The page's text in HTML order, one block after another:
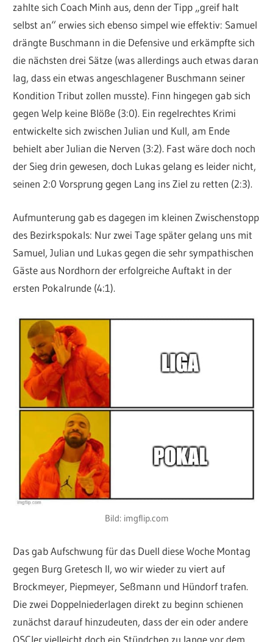
zahlte sich Coach Minh aus, denn der Tipp „greif halt
selbst an“ erwies sich ebenso simpel wie effektiv: Samuel
drängte Buschmann in die Defensive und erkämpfte sich
die nächsten drei Sätze (was allerdings auch etwas daran
lag, dass ein etwas angeschlagener Buschmann seiner
Kondition Tribut zollen musste). Finn hingegen gab sich
gegen Welp keine Blöße (3:0). Ein regelrechtes Krimi
entwickelte sich zwischen Julian und Kull, am Ende
behielt aber Julian die Nerven (3:2). Fast wäre doch noch
der Sieg drin gewesen, doch Lukas gelang es leider nicht,
seinen 2:0 Vorsprung gegen Lang ins Ziel zu retten (2:3).
Aufmunterung gab es dagegen im kleinen Zwischenstopp
des Bezirkspokals: Nur zwei Tage später gelang uns mit
Samuel, Julian und Lukas gegen die sehr sympathischen
Gäste aus Nordhorn der erfolgreiche Auftakt in der
ersten Pokalrunde (4:1).
Bild: imgflip.com
Das gab Aufschwung für das Duell diese Woche Montag
gegen Burg Gretesch II, wo wir wieder zu viert auf
Brockmeyer, Piepmeyer, Seßmann und Hündorf trafen.
Die zwei Doppelniederlagen direkt zu beginn schienen
zunächst darauf hinzudeuten, dass der ein oder andere
OSCler vielleicht doch ein Stündchen zu lange vor dem